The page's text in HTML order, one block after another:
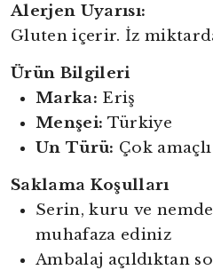
Alerjen Uyarısı:
Gluten içerir. İz
Ürün Bilgileri
Marka: Eriş
Menşei: Türkiye
Un Türü: Çok
Saklama Koşulları
Serin, kuru ve
muhafaza ediniz
Ambalaj açıldıktan